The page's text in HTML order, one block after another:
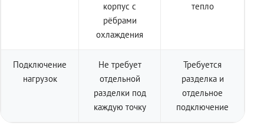
корпус с
рёбрами
охлаждения
тепло
Подключение
нагрузок
Не требует
отдельной
разделки под
каждую точку
Требуется
разделка и
отдельное
подключение